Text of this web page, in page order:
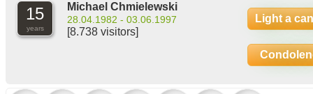
15
years
Michael Chmielewski
28.04.1982 - 03.06.1997
[8.738 visitors]
Light a